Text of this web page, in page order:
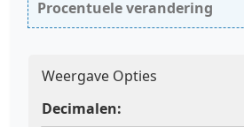
Weergave Opties
Decimalen: